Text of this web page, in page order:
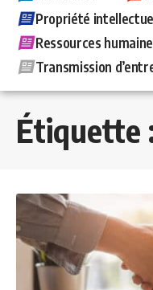
Propriété
Ressources
Transmission
Étiquette